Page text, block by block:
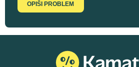
OPIŠI PROBLEM